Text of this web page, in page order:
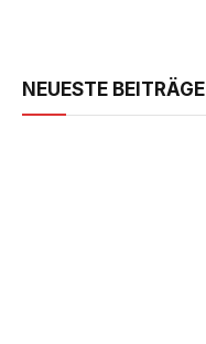
NEUESTE BEITRÄGE